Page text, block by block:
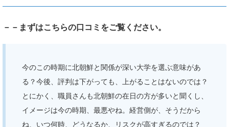
－－まずはこちらの口コミをご覧ください。
今のこの時期に北朝鮮と関係が深い大学を選ぶ意味があ
る？今後、評判は下がっても、上がることはないのでは？
とにかく、職員さんも北朝鮮の在日の方が多いと聞くし、
イメージは今の時期、最悪やね。経営側が、そうだから
ね、いつ何時、どうなるか、リスクが高すぎるのでは？